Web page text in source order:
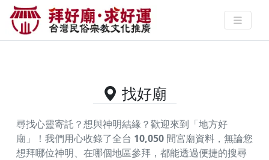
台北市供奉吳府千歲的好廟資料｜
拜好廟求好運 找到與您有緣的信仰
找好廟
尋找心靈寄託？想與神明結緣？歡迎來到「地方好
廟」！我們用心收錄了全台 10,050 間宮廟資料，無論您
想拜哪位神明、在哪個地區參拜，都能透過便捷的搜尋